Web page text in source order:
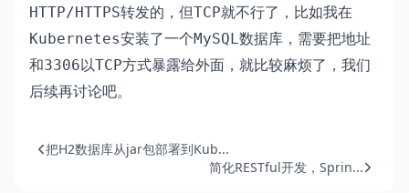
HTTP/HTTPS转发的，但TCP就不行了，比如我在
Kubernetes安装了一个MySQL数据库，需要把地址
和3306以TCP方式暴露给外面，就比较麻烦了，我们
后续再讨论吧。
把H2数据库从jar包部署到Kub...
简化RESTful开发，Sprin...